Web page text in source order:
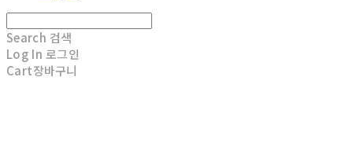
Search 검색
Log In 로그인
Cart장바구니